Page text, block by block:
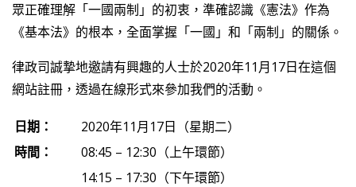
眾正確理解「一國兩制」的初衷，準確認識《憲法》作為
《基本法》的根本，全面掌握「一國」和「兩制」的關係。
律政司誠摯地邀請有興趣的人士於2020年11月17日在這個
網站註冊，透過在線形式來參加我們的活動。
日期：
2020年11月17日（星期二）
時間：
08:45 – 12:30（上午環節）
14:15 – 17:30（下午環節）